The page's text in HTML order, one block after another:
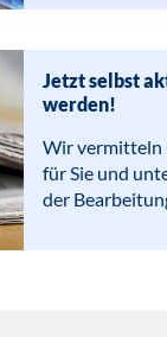
Jetzt selbst
werden!
Wir vermitteln
für Sie und
der